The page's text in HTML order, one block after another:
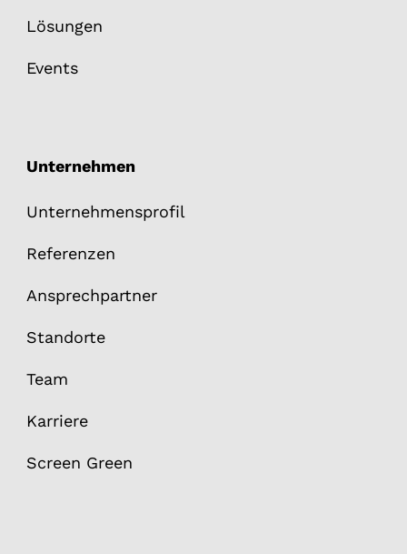
Lösungen
Events
Unternehmen
Unternehmensprofil
Referenzen
Ansprechpartner
Standorte
Team
Karriere
Screen Green